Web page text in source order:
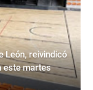
León, reivindicó
este martes